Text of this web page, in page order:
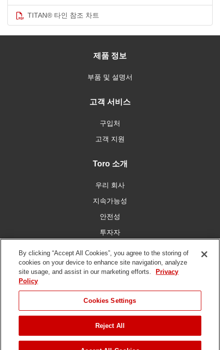
TITAN® 타인 참조 차트
제품 정보
부품 및 설명서
고객 서비스
구입처
고객 지원
Toro 소개
우리 회사
지속가능성
안전성
투자자
우리와 함께 연결
이용 약관 개인 정보 보호 정책 DMCA/저작권 정책
저작권 ©2026 토로 회사. 모든 권리 보유.
By clicking “Accept All Cookies”, you agree to the storing of
cookies on your device to enhance site navigation, analyze
site usage, and assist in our marketing efforts.
Privacy
Policy
Cookies Settings
Reject All